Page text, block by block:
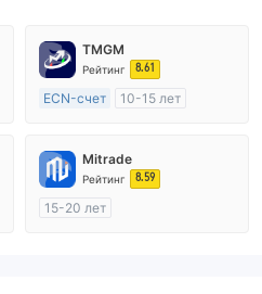
TMGM
Рейтинг 8.61
ECN-счет
10-15 лет
Маркет-Мейкинг (MM)
Основной стандарт MT4
Mitrade
Рейтинг 8.59
15-20 лет